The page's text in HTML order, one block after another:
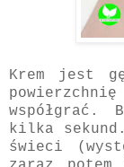
Krem jest
współgrać.
kilka
świeci